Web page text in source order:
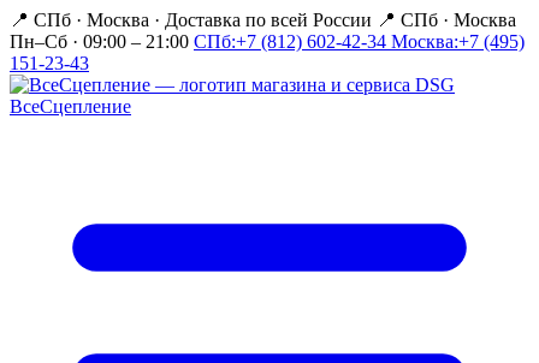
📍 СПб · Москва · Доставка по всей России 📍 СПб · Москва
Пн–Сб · 09:00 – 21:00 СПб:+7 (812) 602-42-34 Москва:+7 (495)
151-23-43
ВсеСцепление